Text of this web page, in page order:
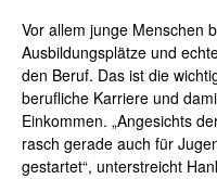
Vor allem junge Menschen
Ausbildungsplätze und
den Beruf. Das ist die
berufliche Karriere und
Einkommen. „Angesichts
rasch gerade auch für
gestartet“, unterstreicht